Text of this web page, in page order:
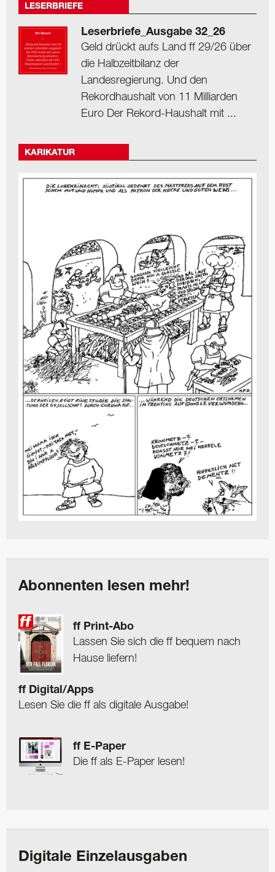
LESERBRIEFE
Leserbriefe_Ausgabe 32_26
Geld drückt aufs Land ff 29/26 über
die Halbzeitbilanz der
Landesregierung. Und den
Rekordhaushalt von 11 Milliarden
Euro Der Rekord-Haushalt mit ...
KARIKATUR
Abonnenten lesen mehr!
ff Print-Abo
Lassen Sie sich die ff bequem nach
Hause liefern!
ff Digital/Apps
Lesen Sie die ff als digitale Ausgabe!
ff E-Paper
Die ff als E-Paper lesen!
Digitale Einzelausgaben